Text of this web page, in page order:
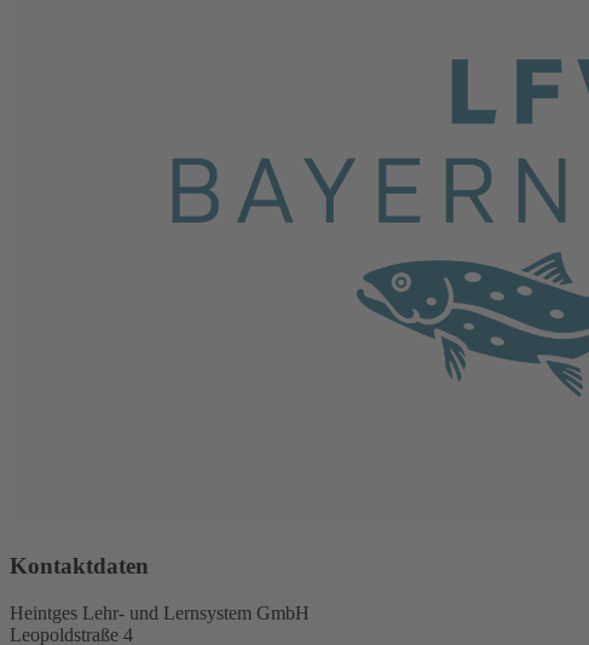
Kontaktdaten
Heintges Lehr- und Lernsystem GmbH
Leopoldstraße 4